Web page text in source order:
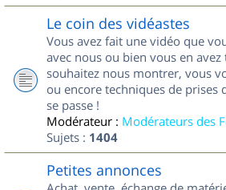
Le coin des vidéastes
Vous avez fait une vidéo que
avec nous ou bien vous en
souhaitez nous montrer, vous
ou encore techniques de prises
se passe !
Modérateur : Modérateurs des
Sujets : 1404
Petites annonces